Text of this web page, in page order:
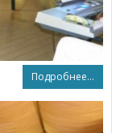
Подробнее...